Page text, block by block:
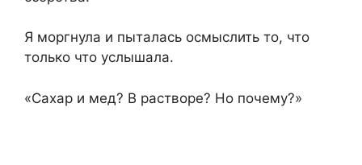
Я моргнула и пыталась осмыслить то, что
только что услышала.
«Сахар и мед? В растворе? Но почему?»